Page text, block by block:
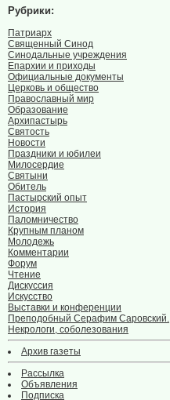
Рубрики:
Патриарх
Священный Синод
Синодальные учреждения
Епархии и приходы
Официальные документы
Церковь и общество
Православный мир
Образование
Архипастырь
Святость
Новости
Праздники и юбилеи
Милосердие
Святыни
Обитель
Пастырский опыт
История
Паломничество
Крупным планом
Молодежь
Комментарии
Форум
Чтение
Дискуссия
Искусство
Выставки и конференции
Преподобный Серафим Саровский.
Некрологи, соболезования
Архив газеты
Рассылка
Объявления
Подписка